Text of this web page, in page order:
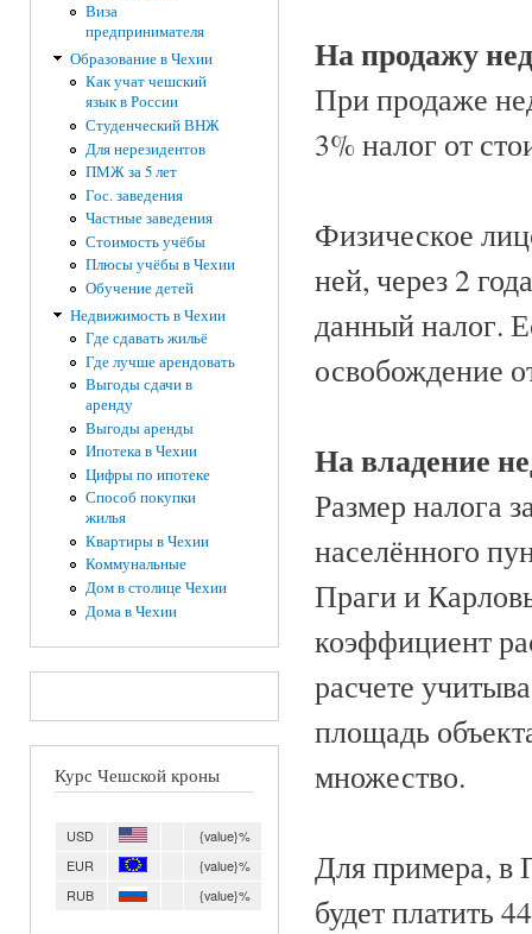
Виза
предпринимателя
Образование в Чехии
Как учат чешский
язык в России
Студенческий ВНЖ
Для нерезидентов
ПМЖ за 5 лет
Гос. заведения
Частные заведения
Стоимость учёбы
Плюсы учёбы в Чехии
Обучение детей
Недвижимость в Чехии
Где сдавать жильё
Где лучше арендовать
Выгоды сдачи в
аренду
Выгоды аренды
Ипотека в Чехии
Цифры по ипотеке
Способ покупки
жилья
Квартиры в Чехии
Коммунальные
Дом в столице Чехии
Дома в Чехии
Курс Чешской кроны
USD
{value}%
EUR
{value}%
RUB
{value}%
На продажу
При продаже
3% налог от
Физическое
ней, через 2
данный налог.
освобождение
На владение
Размер налога
населённого
Праги и
коэффициент
расчете
площадь
множество.
Для примера, в
будет платить